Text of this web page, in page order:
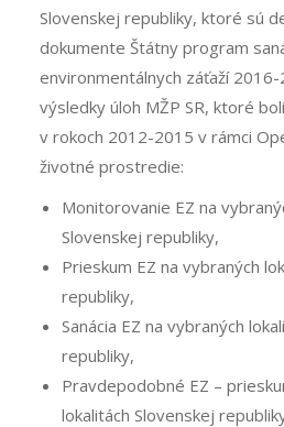
Slovenskej republiky, ktoré sú
dokumente Štátny program
environmentálnych záťaží
výsledky úloh MŽP SR, ktoré
v rokoch 2012-2015 v rámci
životné prostredie:
Monitorovanie EZ na
Slovenskej republiky,
Prieskum EZ na vybraných
republiky,
Sanácia EZ na vybraných
republiky,
Pravdepodobné EZ –
lokalitách Slovenskej